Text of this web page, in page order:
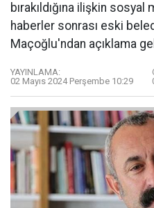
bırakıldığına ilişkin
haberler sonrası eski
Maçoğlu'ndan açıklama
YAYINLAMA:
02 Mayıs 2024 Perşembe 10:29